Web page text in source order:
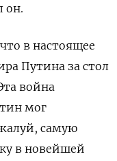
он.
в настоящее
Путина за стол
война
мог
самую
в новейшей